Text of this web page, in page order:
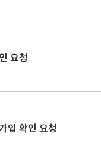
요청
입 확인 요청